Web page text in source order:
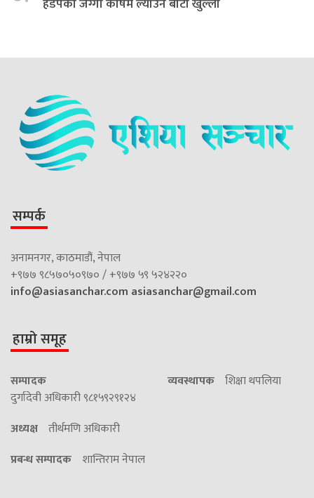
सम्पर्क
अनामनगर, काठमाडौं, नेपाल
+९७७ ९८५७०५०९७० / +९७७ ५९ ५२४२२०
info@asiasanchar.com asiasanchar@gmail.com
हाम्रो समूह
सम्पादक
दुर्गादेवी अधिकारी ९८१५९२९१२४
व्यवस्थापक शिक्षा थपलिया
अध्यक्ष तीर्थमणि अधिकारी
प्रबन्ध सम्पादक शान्तिराम नेपाल